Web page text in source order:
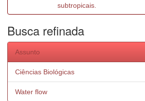
subtropicais.
Busca refinada
Assunto
Ciências Biológicas
Water flow